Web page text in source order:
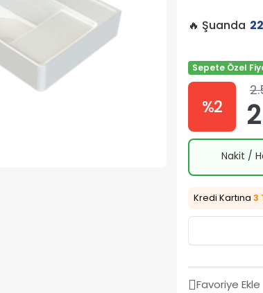
🔥 Şuanda 22
Sepete Özel
%2
Nakit /
Kredi Kartına 3
Favoriye Ekle